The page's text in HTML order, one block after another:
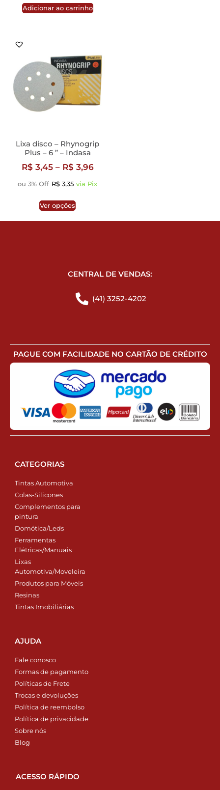
Adicionar ao carrinho
Lixa disco – Rhynogrip
Plus – 6 ” – Indasa
R$ 3,45– R$ 3,96
ou 3% Off R$ 3,35 via Pix
Ver opções
CENTRAL DE VENDAS:
(41) 3252-4202
PAGUE COM FACILIDADE NO CARTÃO DE CRÉDITO
CATEGORIAS
Tintas Automotiva
Colas-Silicones
Complementos para
pintura
Domótica/Leds
Ferramentas
Elétricas/Manuais
Lixas
Automotiva/Moveleira
Produtos para Móveis
Resinas
Tintas Imobiliárias
AJUDA
Fale conosco
Formas de pagamento
Políticas de Frete
Trocas e devoluções
Política de reembolso
Política de privacidade
Sobre nós
Blog
ACESSO RÁPIDO